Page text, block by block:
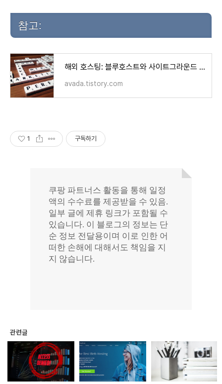
참고:
해외 호스팅: 블루호스트와 사이트그라운드 비교
avada.tistory.com
1 구독하기
관련글